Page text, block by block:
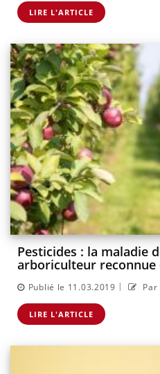
LIRE L'ARTICLE
Pesticides : la maladie
arboriculteur
Publié le 11.03.2019 | Par
LIRE L'ARTICLE